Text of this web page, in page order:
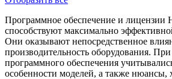
Программное обеспечение и лицензии
способствуют максимально
Они оказывают непосредственное
производительность оборудования. При
программного обеспечения
особенности моделей, а также нюансы,